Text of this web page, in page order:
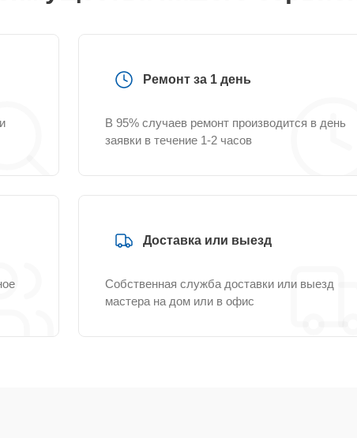
Ремонт за 1 день
В 95% случаев ремонт производится в день
заявки в течение 1-2 часов
Доставка или выезд
Собственная служба доставки или выезд
мастера на дом или в офис